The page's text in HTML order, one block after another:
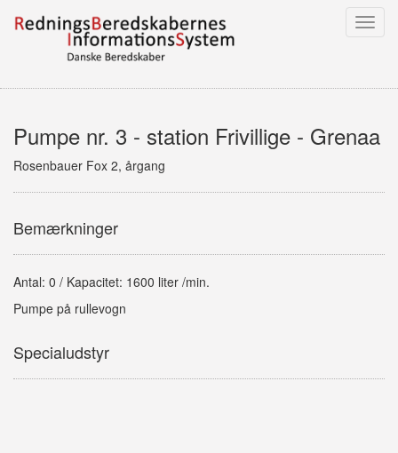
Pumpe nr. 3 - station Frivillige - Grenaa
Rosenbauer Fox 2, årgang
Bemærkninger
Antal: 0 / Kapacitet: 1600 liter /min.
Pumpe på rullevogn
Specialudstyr